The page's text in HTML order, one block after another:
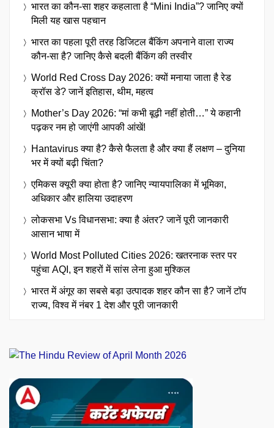
भारत का कौन-सा शहर कहलाता है “Mini India”? जानिए क्यों
मिली यह खास पहचान
भारत का पहला पूरी तरह डिजिटल बैंकिंग अपनाने वाला राज्य
कौन-सा है? जानिए कैसे बदली बैंकिंग की तस्वीर
World Red Cross Day 2026: क्यों मनाया जाता है रेड
क्रॉस डे? जानें इतिहास, थीम, महत्व
Mother’s Day 2026: “मां कभी बूढ़ी नहीं होती…” ये कहानी
पढ़कर नम हो जाएंगी आपकी आंखें!
Hantavirus क्या है? कैसे फैलता है और क्या हैं लक्षण – दुनिया
भर में क्यों बढ़ी चिंता?
एमिकस क्यूरी क्या होता है? जानिए न्यायपालिका में भूमिका,
अधिकार और हालिया उदाहरण
लोकसभा Vs विधानसभा: क्या है अंतर? जानें पूरी जानकारी
आसान भाषा में
World Most Polluted Cities 2026: खतरनाक स्तर पर
पहुंचा AQI, इन शहरों में सांस लेना हुआ मुश्किल
भारत में अंगूर का सबसे बड़ा उत्पादक शहर कौन सा है? जानें टॉप
राज्य, विश्व में नंबर 1 देश और पूरी जानकारी